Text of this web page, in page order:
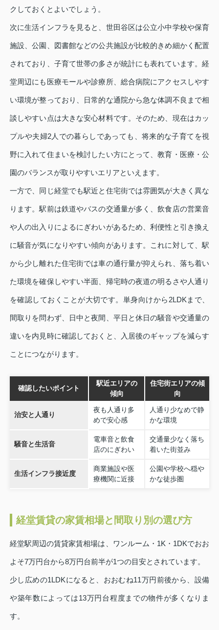
クしておくとよいでしょう。
次に生活インフラを見ると、世田谷区は公立小中学校や保育
施設、公園、図書館などの公共施設が比較的きめ細かく配置
されており、子育て世帯の多さが統計にも表れています。経
堂周辺にも医療モールや診療所、総合病院にアクセスしやす
い環境が整っており、日常的な通院から急な体調不良まで相
談しやすい点は大きな安心材料です。そのため、現在はカッ
プルや夫婦2人での暮らしであっても、将来的な子育てを視
野に入れて住まいを検討したい方にとって、教育・医療・公
園のバランスが取りやすいエリアといえます。
一方で、同じ経堂でも駅近と住宅街では雰囲気が大きく異な
ります。駅前は鉄道やバスの交通量が多く、飲食店の営業音
や人の出入りによるにぎわいがあるため、利便性と引き換え
に騒音が気になりやすい傾向があります。これに対して、駅
から少し離れた住宅街では車の通行量が抑えられ、落ち着い
た環境を確保しやすい半面、帰宅時の夜道の明るさや人通り
を確認しておくことが大切です。単身向けから2LDKまで、
間取りを問わず、日中と夜間、平日と休日の騒音や交通量の
違いを内見時に確認しておくと、入居後のギャップを減らす
ことにつながります。
確認したいポイント
駅近エリアの
傾向
住宅街エリアの傾
向
治安と人通り
夜も人通り多
めで安心感
人通り少なめで静
かな環境
騒音と生活音
電車音と飲食
店のにぎわい
交通量少なく落ち
着いた街並み
生活インフラ接近度
商業施設や医
療機関に近接
公園や学校へ穏や
かな徒歩圏
経堂賃貸の家賃相場と間取り別の選び方
経堂駅周辺の賃貸家賃相場は、ワンルーム・1K・1DKでおお
よそ7万円台から8万円台前半が1つの目安とされています。
少し広めの1LDKになると、おおむね11万円前後から、設備
や築年数によっては13万円台程度までの物件が多くなりま
す。